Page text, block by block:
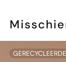
Let op: om
onderbroeken